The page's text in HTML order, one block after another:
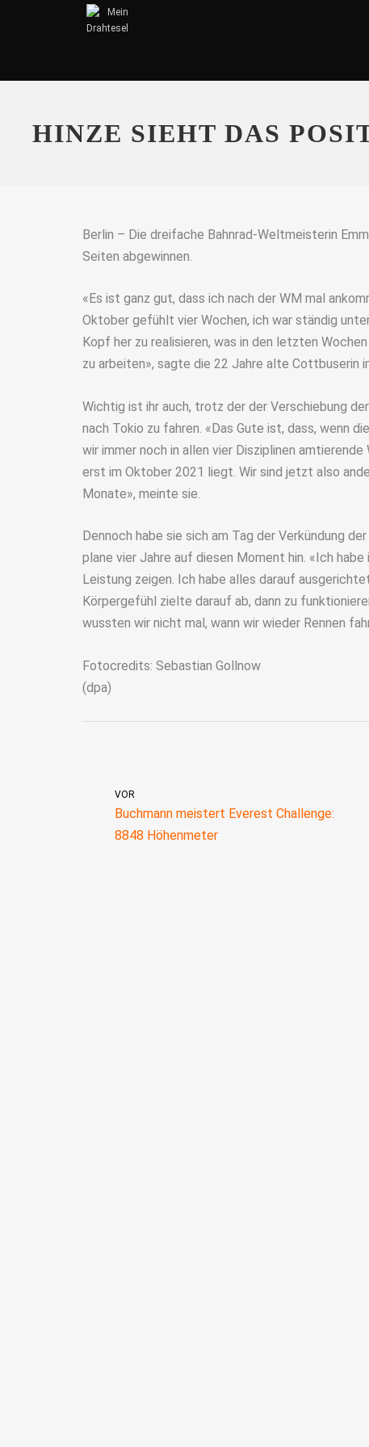
HINZE SIEHT DAS
Berlin – Die dreifache Bahnrad-Weltmeisterin
Seiten abgewinnen.
«Es ist ganz gut, dass ich nach der WM mal
Oktober gefühlt vier Wochen, ich war ständig
Kopf her zu realisieren, was in den letzten
zu arbeiten», sagte die 22 Jahre alte Cottbuserin
Wichtig ist ihr auch, trotz der der Verschiebung
nach Tokio zu fahren. «Das Gute ist, dass, wenn
wir immer noch in allen vier Disziplinen
erst im Oktober 2021 liegt. Wir sind jetzt also
Monate», meinte sie.
Dennoch habe sie sich am Tag der Verkündung
plane vier Jahre auf diesen Moment hin. «Ich
Leistung zeigen. Ich habe alles darauf
Körpergefühl zielte darauf ab, dann zu
wussten wir nicht mal, wann wir wieder Rennen
Fotocredits: Sebastian Gollnow
(dpa)
VOR
Buchmann meistert Everest Challenge:
8848 Höhenmeter